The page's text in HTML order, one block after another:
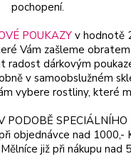
pochopení.
POUKAZYv hodnotě
Vám zašleme obratem
radost dárkovým
v samoobslužném
vybere rostliny, které
PODOBĚ SPECIÁLNÍHO
objednávce nad 1000,-
již při nákupu nad